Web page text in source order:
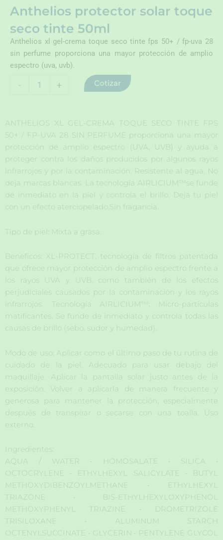
Anthelios protector solar toque
seco tinte 50ml
Anthelios xl gel-crema toque seco tinte fps 50+ / fp-uva 28
sin perfume proporciona una mayor protección de amplio
espectro (uva, uvb).
-
seco
50ml
cantidad
+ Cotizar
ANTHELIOS XL GEL-CREMA TOQUE SECO TINTE FPS
50+ / FP-UVA 28 SIN PERFUME proporciona una mayor
protección de amplio espectro (UVA, UVB) y ayuda a
proteger contra los daños producidos por algunos rayos
infrarrojos y por la contaminación. Resistente al agua. No
deja marcas blancas. La tecnología AIRLICIUM™se funde
de inmediato en la piel y controla el brillo. Deja tu piel
con un efecto aterciopelado.Sin fragancia.
Tipo de piel: Mixta a grasa.
Beneficos: XL-PROTECT, tecnología de filtros patentada
que ofrece mayor protección de amplio espectro frente a
los rayos UVA y UVB, como también de los efectos
perjudiciales causados por la contaminación y los rayos
infrarrojos. Tecnología AIRLICIUM™: Micro-partículas
matificantes. Se funde de inmediato y controla todas las
causas de brillo (sebo, sudor y humedad).
Modo de uso: Aplicar como el último paso de tu rutina de
cuidado de la piel. Adecuado para usar debajo del
maquillaje. Aplicar la pantalla solar justo antes de la
exposición. Volver a aplicarla de manera frecuente y
generosa para mantener la protección, especialmente
después de transpirar o secarse con una toalla. Uso
externo.
Ingredientes:
AQUA / WATER • HOMOSALATE • SILICA •
OCTOCRYLENE • ETHYLHEXYL SALICYLATE • BUTYL
METHOXYDIBENZOYLMETHANE • ETHYLHEXYL
TRIAZONE • BIS-ETHYLHEXYLOXYPHENOL
METHOXYPHENYL TRIAZINE • DROMETRIZOLE
TRISILOXANE • ALUMINUM STARCH
OCTENYLSUCCINATE • GLYCERIN • PENTYLENE GLYCOL